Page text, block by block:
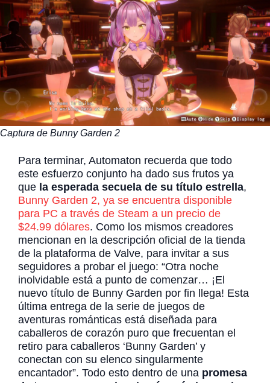
Captura de Bunny Garden 2
Para terminar, Automaton recuerda que todo
este esfuerzo conjunto ha dado sus frutos ya
que la esperada secuela de su título estrella,
Bunny Garden 2, ya se encuentra disponible
para PC a través de Steam a un precio de
$24.99 dólares. Como los mismos creadores
mencionan en la descripción oficial de la tienda
de la plataforma de Valve, para invitar a sus
seguidores a probar el juego: “Otra noche
inolvidable está a punto de comenzar… ¡El
nuevo título de Bunny Garden por fin llega! Esta
última entrega de la serie de juegos de
aventuras románticas está diseñada para
caballeros de corazón puro que frecuentan el
retiro para caballeros ‘Bunny Garden’ y
conectan con su elenco singularmente
encantador”. Todo esto dentro de una promesa